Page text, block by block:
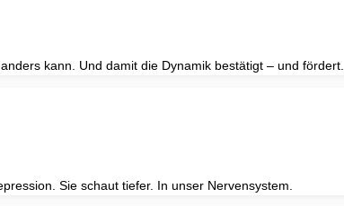
kann. Und damit die Dynamik bestätigt – und fördert.
Sie schaut tiefer. In unser Nervensystem.